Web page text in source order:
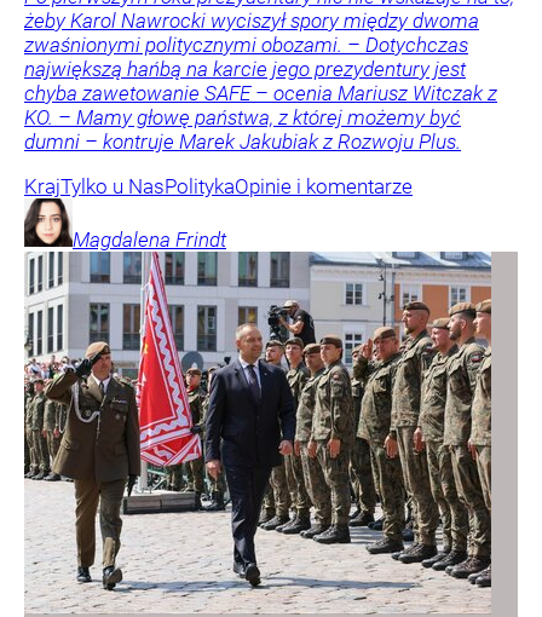
żeby Karol Nawrocki wyciszył spory między dwoma
zwaśnionymi politycznymi obozami. – Dotychczas
największą hańbą na karcie jego prezydentury jest
chyba zawetowanie SAFE – ocenia Mariusz Witczak z
KO. – Mamy głowę państwa, z której możemy być
dumni – kontruje Marek Jakubiak z Rozwoju Plus.
KrajTylko u NasPolitykaOpinie i komentarze
Magdalena Frindt